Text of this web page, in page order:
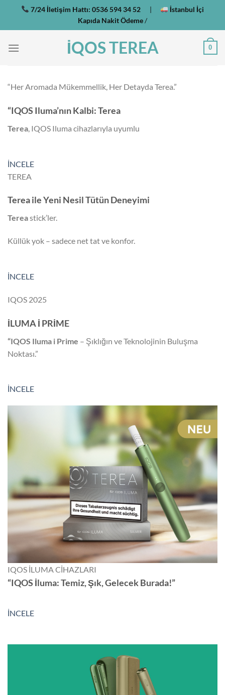
İçeriğe
7/24 İletişim Hattı: 0536 594 34 52 |
İstanbul İçi
Kapıda Nakit Ödeme/
İQOS TEREA 0
“Her Aromada Mükemmellik, Her Detayda Terea.”
“IQOS Iluma’nın Kalbi: Terea
Terea , IQOS Iluma cihazlarıyla uyumlu
İNCELE
TEREA
Terea ile Yeni Nesil Tütün Deneyimi
Tereastick’ler.
Küllük yok – sadece net tat ve konfor.
İNCELE
IQOS 2025
İLUMA İ PRİME
“IQOS Iluma i Prime – Şıklığın ve Teknolojinin Buluşma
Noktası.”
İNCELE
IQOS İLUMA CİHAZLARI
“IQOS İluma: Temiz, Şık, Gelecek Burada!”
İNCELE